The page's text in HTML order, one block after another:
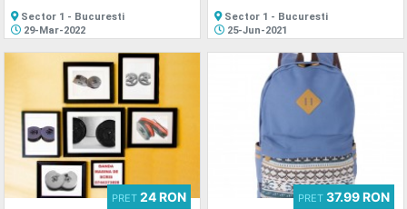
Sector 1 - Bucuresti
29-Mar-2022
Sector 1 - Bucuresti
25-Jun-2021
PRET24 RON PRET37.99 RON